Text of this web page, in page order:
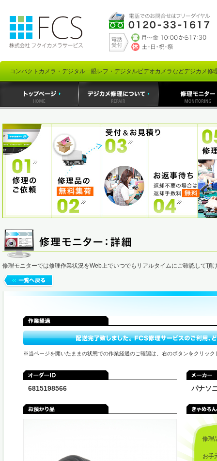
コンパクトカメラ・デジタル一眼レフ・デジタルビデオカメラなどデジカメ修
修理モニターでは修理作業状況をWeb上でいつでもリアルタイムにご確認して頂
※当ページを開いたままの状態での作業経過のご確認は、右のボタンをクリック
6815198566 パナソ
修理
お手